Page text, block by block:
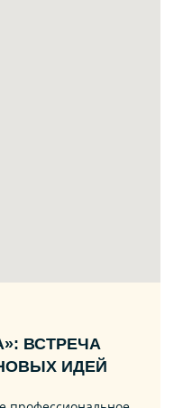
ВСТРЕЧА
ИДЕЙ